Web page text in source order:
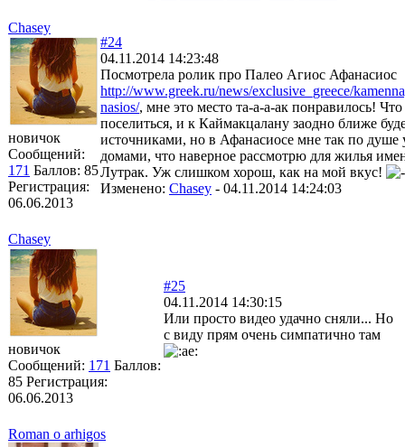
Chasey
новичок
Сообщений:
171 Баллов: 85
Регистрация:
06.06.2013
#24
04.11.2014 14:23:48
Посмотрела ролик про Палео Агиос Афанасиос
http://www.greek.ru/news/exclusive_greece/
­nasios/, мне это место та-а-а-ак понравилось!
поселиться, и к Каймакцалану заодно ближе
источниками, но в Афанасиосе мне так по
домами, что наверное рассмотрю для жилья
Лутрак. Уж слишком хорош, как на мой вкус!
Изменено: Chasey - 04.11.2014 14:24:03
Chasey
новичок
Сообщений: 171 Баллов:
85 Регистрация:
06.06.2013
#25
04.11.2014 14:30:15
Или просто видео удачно сняли... Но
с виду прям очень симпатично там
Roman o arhigos